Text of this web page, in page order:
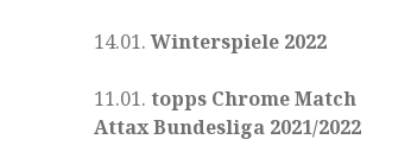
14.01.Winterspiele 2022
11.01.topps Chrome Match
Attax Bundesliga 2021/2022